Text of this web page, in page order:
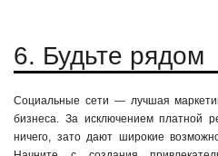
6. Будьте рядом
Социальные сети — лучшая
бизнеса. За исключением платной
ничего, зато дают широкие